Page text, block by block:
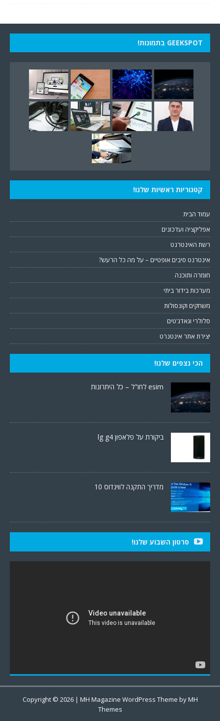
GEEKSPOT בתמונות!
קטגוריות ראשיות שלנו!
עמוד הבית
אפליקציה ועדכונים
רשת האינטרנט
אינטרנט סיבים אופטיים – על מה כל הרעש?
חומרה ותוכנה
מערכות בידור ביתי
משחקים וקונסולות
סלולרי וגאדג'טים
יצירת אתר אינטנרט
הכי נצפים שלנו!
esim לחו"ל – כל היתרונות
ביקורת על פלאפון lg g4
מדריך התקנה לווינדוס 10
סרטון השבוע שלנו!
Copyright © 2026 | MH Magazine WordPress Theme byMH
Themes